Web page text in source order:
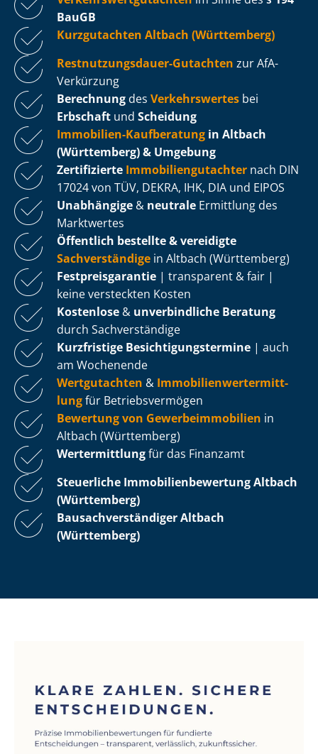
BauGB
Kurzgutachten Altbach (Württemberg)
Rest­nut­zungs­dau­er-Gutachten zur AfA-
Verkürzung
Berechnung des Verkehrswertes bei
Erbschaft und Scheidung
Immobilien-Kaufberatung in Altbach
(Württemberg) & Umgebung
Zertifizierte Im­mo­bi­li­en­gut­ach­ter nach DIN
17024 von TÜV, DEKRA, IHK, DIA und EIPOS
Unabhängige & neutrale Ermittlung des
Marktwertes
Öffentlich bestellte & vereidigte
Sachverständige in Altbach (Württemberg)
Fest­preis­ga­ran­tie | transparent & fair |
keine versteckten Kosten
Kostenlose & unverbindliche Beratung
durch Sachverständige
Kurzfristige Be­sich­ti­gungs­ter­mi­ne | auch
am Wochenende
Wertgutachten & Im­mo­bi­li­en­wert­ermitt­
lungfür Be­triebs­ver­mö­gen
Bewertung von Ge­wer­be­im­mo­bi­li­en in
Altbach (Württemberg)
Wertermittlungfür das Finanzamt
Steuerliche Im­mo­bi­li­en­be­wer­tungAltbach
(Württemberg)
Bau­sach­ver­stän­di­ger Altbach
(Württemberg)